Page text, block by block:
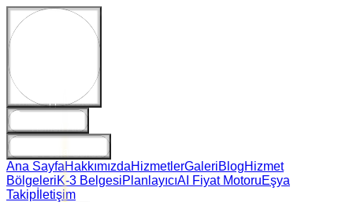
WhatsApp Destek
Ana SayfaHakkımızdaHizmetlerGaleriBlogHizmet
BölgeleriK-3 BelgesiPlanlayıcıAI Fiyat MotoruEşya
Takip İletişim